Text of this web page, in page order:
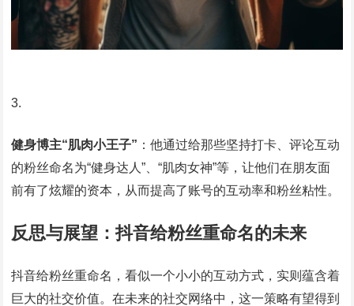
健身博主“肌肉小王子” ：他通过给那些坚持打卡、评论互动
的粉丝命名为“健身达人”、“肌肉女神”等，让他们在朋友面
前有了炫耀的资本，从而提高了账号的互动率和粉丝粘性。
反思与展望：抖音给粉丝重命名的未来
抖音给粉丝重命名，看似一个小小的互动方式，实则蕴含着
巨大的社交价值。在未来的社交网络中，这一策略有望得到